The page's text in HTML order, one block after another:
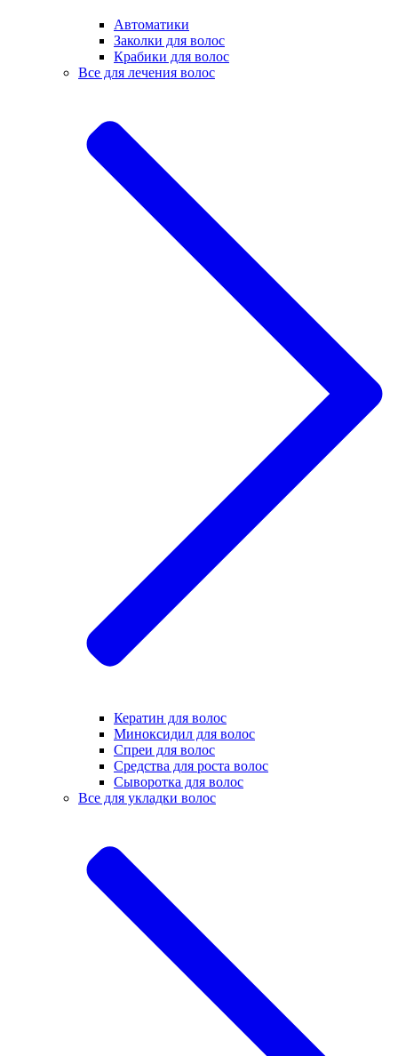
Автоматики
Заколки для волос
Крабики для волос
Все для лечения волос
Кератин для волос
Миноксидил для волос
Спреи для волос
Средства для роста волос
Сыворотка для волос
Все для укладки волос